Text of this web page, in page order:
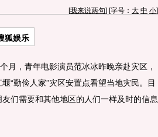
[我来说两句] [字号： 大 中 小]
狐娱乐
，青年电影演员范冰冰昨晚亲赴灾区，
“勤俭人家”灾区安置点看望当地灾民。目
们需要和其他地区的人们一样及时的信息